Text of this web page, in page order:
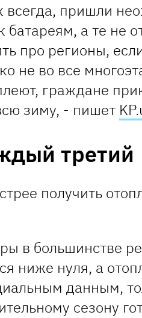
всегда, пришли
а те не
про регионы,
не во все
граждане
зиму, - пишет
третий
в большинстве
ниже нуля, а
данным,
сезону